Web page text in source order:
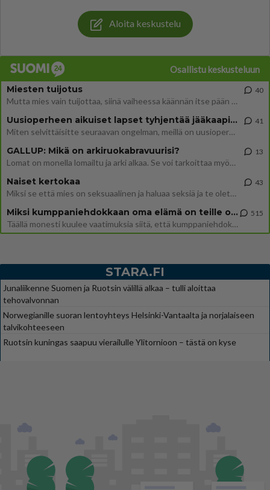
Aloita keskustelu
Osallistu keskusteluun
Miesten tuijotus
Mutta mies vain tuijottaa, siinä vaiheessa käännän itse pään pois. Mikä juttu? Yleensä jos joku tuijottaa tai katsoo, hä
40
Uusioperheen aikuiset lapset tyhjentää jääkaapin käydessään
Miten selvittäisitte seuraavan ongelman, meillä on uusioperhe, minulla teini-ikäiset lapset ja puolisolla aikuiset, jotk
41
GALLUP: Mikä on arkiruokabravuurisi?
Lomat on monella lomailtu ja arki alkaa. Se voi tarkoittaa myös sitä, että grillailut on grillattu ja palataan arjen ruo
13
Naiset kertokaa
Miksi se että mies on seksuaalinen ja haluaa seksiä ja te olette hänen mielestänne haluttava on vastenmielistä? Mikä sii
43
Miksi kumppaniehdokkaan oma elämä on teille ongelma?
Täällä monesti kuulee vaatimuksia siitä, että kumppaniehdokkaalla ei saisi olla lemmikkejä, lapsia, kavereita, eksiä, su
515
STARA.FI
Junaliikenne Suomen ja Ruotsin välillä alkaa – tulli aloittaa
tehovalvonnan
Norwegianille suoran lentoyhteys Helsinki-Vantaalta ja norjalaiseen
talvikohteeseen
Ruotsin kuningas saapuu vierailulle Ylitornioon – tästä on kyse